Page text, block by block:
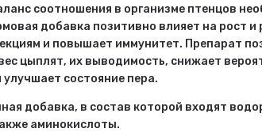
соотношения в организме птенцов
добавка позитивно влияет на рост и
и повышает иммунитет. Препарат
цыплят, их выводимость, снижает
состояние пера.
добавка, в состав которой входят
аминокислоты.